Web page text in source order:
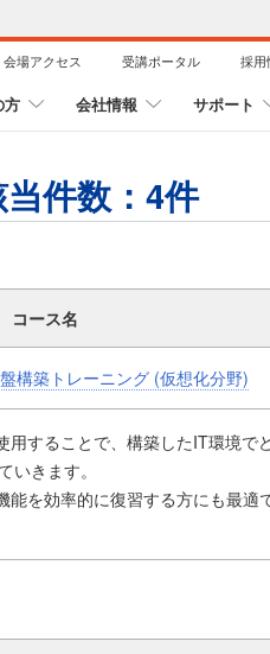
会場アクセス 受講ポータル 採用
方 会社情報 サポート
件数： 4件
コース名
構築トレーニング (仮想化分野)
することで、構築したIT環境で
いきます。
を効率的に復習する方にも最適